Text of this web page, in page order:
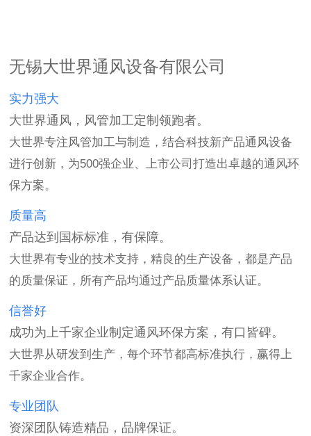
无锡大世界通风设备有限公司
实力强大
大世界通风，风管加工定制领跑者。
大世界专注风管加工与制造，结合科技新产品通风设备
进行创新，为500强企业、上市公司打造出卓越的通风环
保方案。
质量高
产品达到国标标准，有保障。
大世界有专业的技术支持，精良的生产设备，都是产品
的质量保证，所有产品均通过产品质量体系认证。
信誉好
成功为上千家企业制定通风环保方案，有口皆碑。
大世界从研发到生产，每个环节都高标准执行，赢得上
千家企业合作。
专业团队
资深团队铸造精品，品牌保证。